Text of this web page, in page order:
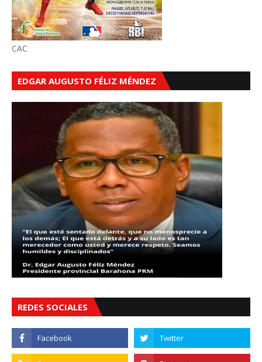
CAC
EDGAR AUGUSTO FÉLIZ MÉNDEZ
REDES SOCIALES